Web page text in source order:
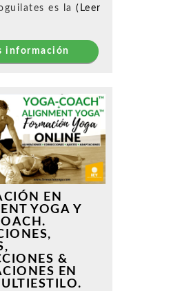
es la (Leer
información
EN
YOGA Y
&
EN